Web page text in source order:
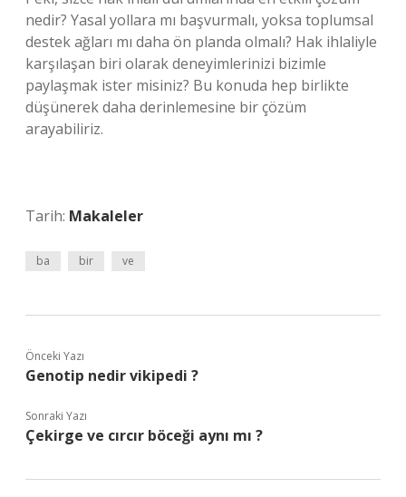
nedir? Yasal yollara mı başvurmalı, yoksa toplumsal
destek ağları mı daha ön planda olmalı? Hak ihlaliyle
karşılaşan biri olarak deneyimlerinizi bizimle
paylaşmak ister misiniz? Bu konuda hep birlikte
düşünerek daha derinlemesine bir çözüm
arayabiliriz.
Tarih: Makaleler
ba bir ve
Önceki Yazı
Genotip nedir vikipedi ?
Sonraki Yazı
Çekirge ve cırcır böceği aynı mı ?